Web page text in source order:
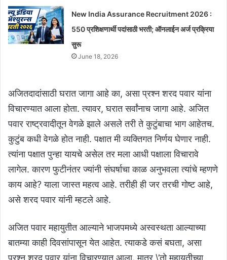
New India Assurance Recruitment 2026 :
550 प्रशिक्षणार्थी पदांसाठी भरती; ऑनलाईन अर्ज प्रक्रिया
सुरू
June 18, 2026
अजितदादांसाठी घरात जागा आहे का, असा प्रश्न शरद पवार यांना
विचारण्यात आला होता. त्यावर, घरात सर्वांनाच जागा आहे. अजित
पवार राष्ट्रवादीतून वेगळे झाले असले तरी ते कुटुंबाचा भाग आहेतच.
कुटुंब कधी वेगळे होत नाही. पक्षात मी व्यक्तिगत निर्णय घेणार नाही.
त्यांना पक्षात पुन्हा यायचे असेल तर मला आधी पक्षाला विचारावे
लागेल. कारण फुटीनंतर ज्यांनी संघर्षाचा काळ अनुभवला त्यांचे म्हणणे
काय आहे? याला जास्त महत्व आहे. तरीही ही जर तरची गोष्ट आहे,
असे शरद पवार यांनी म्हटले आहे.
अजित पवार महायुतीत आल्याने भाजपमध्ये अस्वस्थता आल्याच्या
बातम्या काही दिवसांपासून येत आहेत. त्याकडे कसं बघता, असा
प्रश्न शरद पवार यांना विचारण्यात आला. मात्र \’तो महायुतीच्या